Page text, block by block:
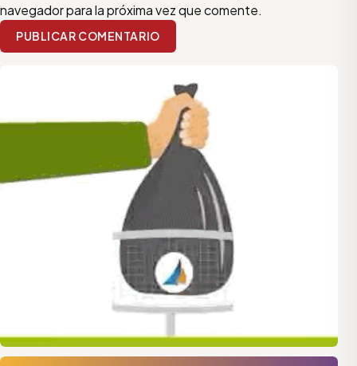
navegador para la próxima vez que comente.
PUBLICAR COMENTARIO
quilmes